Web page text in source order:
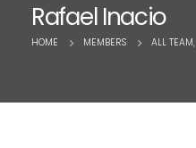
Rafael Inacio
HOME MEMBERS ALL TEAM,